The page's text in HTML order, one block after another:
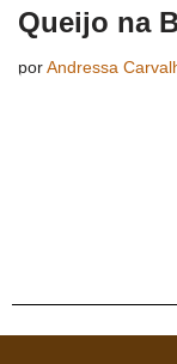
Queijo na
por Andressa